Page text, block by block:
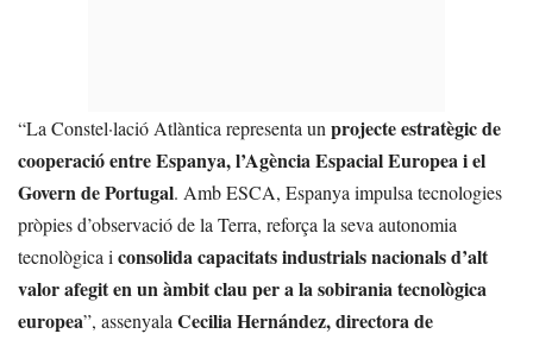
“La Constel·lació Atlàntica representa un projecte estratègic de
cooperació entre Espanya, l’Agència Espacial Europea i el
Govern de Portugal. Amb ESCA, Espanya impulsa tecnologies
pròpies d’observació de la Terra, reforça la seva autonomia
tecnològica i consolida capacitats industrials nacionals d’alt
valor afegit en un àmbit clau per a la sobirania tecnològica
europea”, assenyala Cecilia Hernández, directora de